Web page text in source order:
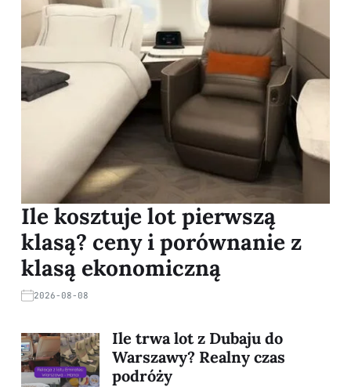
Ile kosztuje lot pierwszą
klasą? ceny i porównanie z
klasą ekonomiczną
2026-08-08
Ile trwa lot z Dubaju do
Warszawy? Realny czas
podróży